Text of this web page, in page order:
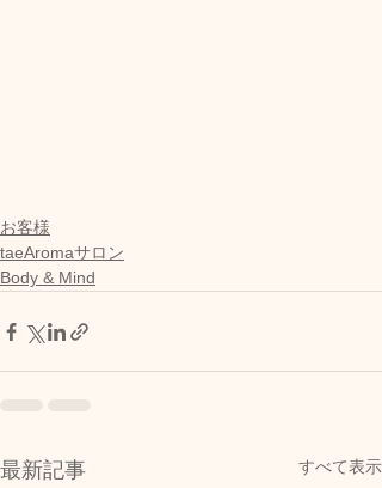
お客様
taeAromaサロン
Body & Mind
最新記事 すべて表示